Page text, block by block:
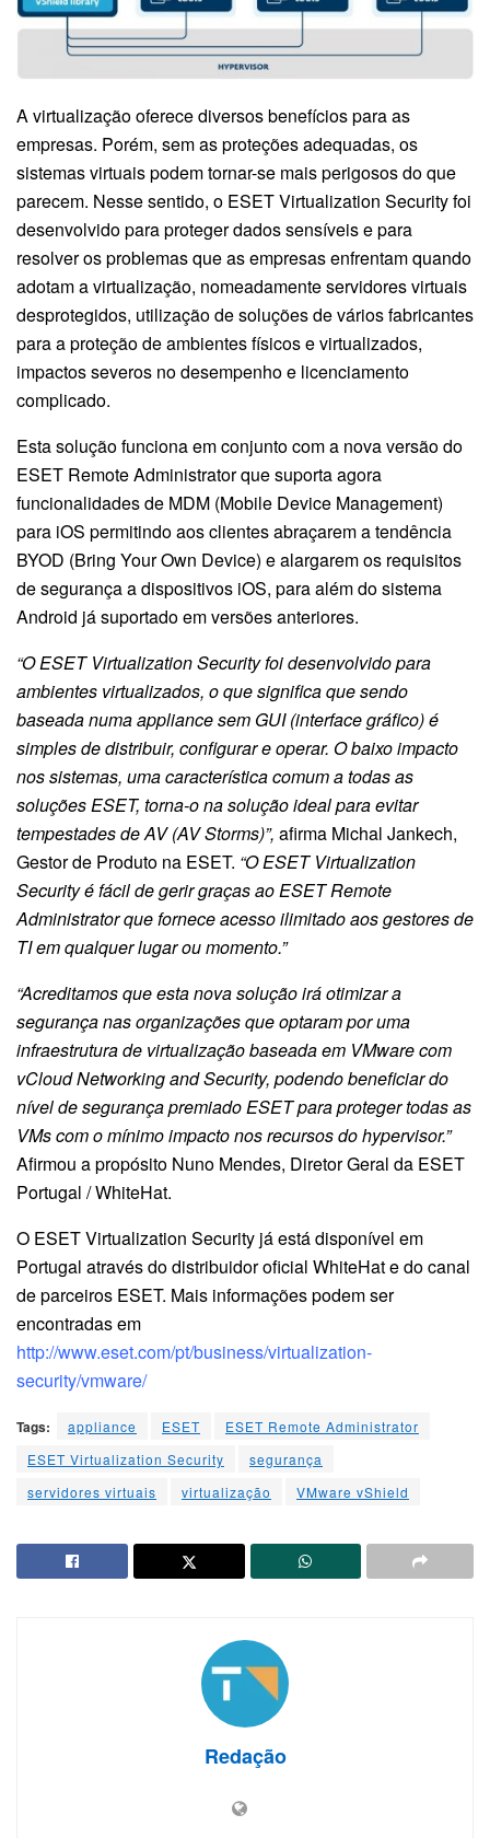
A virtualização oferece diversos benefícios para as
empresas. Porém, sem as proteções adequadas, os
sistemas virtuais podem tornar-se mais perigosos do que
parecem. Nesse sentido, o ESET Virtualization Security foi
desenvolvido para proteger dados sensíveis e para
resolver os problemas que as empresas enfrentam quando
adotam a virtualização, nomeadamente servidores virtuais
desprotegidos, utilização de soluções de vários fabricantes
para a proteção de ambientes físicos e virtualizados,
impactos severos no desempenho e licenciamento
complicado.
Esta solução funciona em conjunto com a nova versão do
ESET Remote Administrator que suporta agora
funcionalidades de MDM (Mobile Device Management)
para iOS permitindo aos clientes abraçarem a tendência
BYOD (Bring Your Own Device) e alargarem os requisitos
de segurança a dispositivos iOS, para além do sistema
Android já suportado em versões anteriores.
“O ESET Virtualization Security foi desenvolvido para
ambientes virtualizados, o que significa que sendo
baseada numa appliance sem GUI (interface gráfico) é
simples de distribuir, configurar e operar. O baixo impacto
nos sistemas, uma característica comum a todas as
soluções ESET, torna-o na solução ideal para evitar
tempestades de AV (AV Storms)”, afirma Michal Jankech,
Gestor de Produto na ESET. “O ESET Virtualization
Security é fácil de gerir graças ao ESET Remote
Administrator que fornece acesso ilimitado aos gestores de
TI em qualquer lugar ou momento.”
“Acreditamos que esta nova solução irá otimizar a
segurança nas organizações que optaram por uma
infraestrutura de virtualização baseada em VMware com
vCloud Networking and Security, podendo beneficiar do
nível de segurança premiado ESET para proteger todas as
VMs com o mínimo impacto nos recursos do hypervisor.”
Afirmou a propósito Nuno Mendes, Diretor Geral da ESET
Portugal / WhiteHat.
O ESET Virtualization Security já está disponível em
Portugal através do distribuidor oficial WhiteHat e do canal
de parceiros ESET. Mais informações podem ser
encontradas em
http://www.eset.com/pt/business/virtualization-
security/vmware/
Tags: appliance ESET
ESET Remote Administrator
ESET Virtualization Security
segurança
servidores virtuais
virtualização VMware vShield
Redação